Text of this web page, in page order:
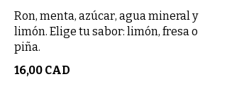
Ron, menta, azúcar, agua mineral y
limón. Elige tu sabor: limón, fresa o
piña.
16,00 CAD